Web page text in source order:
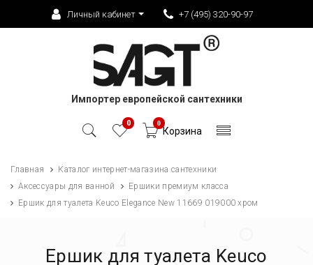
Личный кабинет +7 (495) 320-90-97
Импортер европейской сантехники
0 0
Корзина
Главная
Каталог интернет-магазина сантехники
Аксессуары для ванной
Ершики премиум класса
Ершик для туалета Keuco Elegance New 11669 019000 хром
Ершик для туалета Keuco